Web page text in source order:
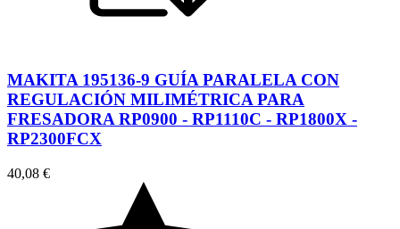
MAKITA 195136-9 GUÍA PARALELA CON
REGULACIÓN MILIMÉTRICA PARA
FRESADORA RP0900 - RP1110C - RP1800X -
RP2300FCX
40,08 €